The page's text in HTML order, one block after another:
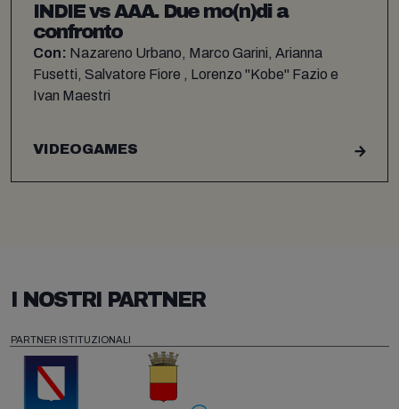
INDIE vs AAA. Due mo(n)di a
confronto
Con: Nazareno Urbano, Marco Garini, Arianna
Fusetti, Salvatore Fiore , Lorenzo "Kobe" Fazio e
Ivan Maestri
VIDEOGAMES
I NOSTRI PARTNER
PARTNER ISTITUZIONALI